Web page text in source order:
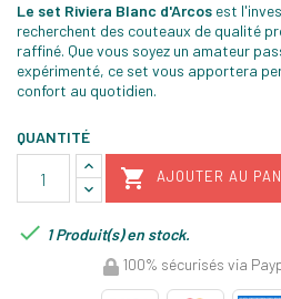
Le set Riviera Blanc d'Arcos est
recherchent des couteaux de qualité
raffiné. Que vous soyez un amateur
expérimenté, ce set vous apportera
confort au quotidien.
QUANTITÉ
 AJOUTER AU
 1 Produit(s) en stock.
100% sécurisés via